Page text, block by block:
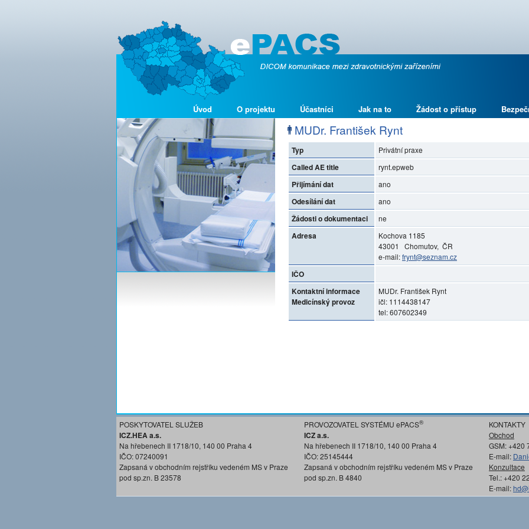
Úvod O projektu Účastníci Jak na to Žádost o přístup
MUDr. František Rynt
Typ Privátní praxe
Called AE title rynt.epweb
Přijímání dat ano
Odesílání dat ano
Žádosti o dokumentaci ne
Adresa
Kochova 1185
43001 Chomutov, ČR
e-mail:frynt@seznam.cz
IČO
Kontaktní informace
Medicínský provoz
MUDr. František Rynt
ičl: 1114438147
tel: 607602349
POSKYTOVATEL SLUŽEB
ICZ.HEA a.s.
Na hřebenech II 1718/10, 140 00 Praha 4
IČO: 07240091
Zapsaná v obchodním rejstříku vedeném MS v Praze
pod sp.zn. B 23578
PROVOZOVATEL SYSTÉMU ePACS®
ICZ a.s.
Na hřebenech II 1718/10, 140 00 Praha 4
IČO: 25145444
Zapsaná v obchodním rejstříku vedeném MS v Praze
pod sp.zn. B 4840
KONTAKTY
Obchod
GSM: +420
E-mail:
Konzultace
Tel.: +420
E-mail: